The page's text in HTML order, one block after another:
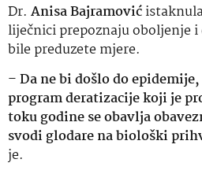
Dr. Anisa Bajramović
liječnici prepoznaju oboljenje i
bile preduzete mjere.
–Da ne bi došlo do
program deratizacije koji je
toku godine se obavlja
svodi glodare na biološki
je.